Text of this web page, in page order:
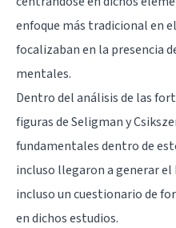
enfoque más tradicional en
focalizaban en la presencia
mentales.
Dentro del análisis de las
figuras de Seligman y
fundamentales dentro de
incluso llegaron a generar
incluso un cuestionario de
en dichos estudios.